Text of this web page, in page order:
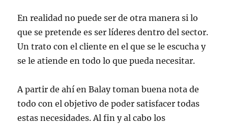
En realidad no puede ser de otra manera si lo
que se pretende es ser líderes dentro del sector.
Un trato con el cliente en el que se le escucha y
se le atiende en todo lo que pueda necesitar.
A partir de ahí en Balay toman buena nota de
todo con el objetivo de poder satisfacer todas
estas necesidades. Al fin y al cabo los